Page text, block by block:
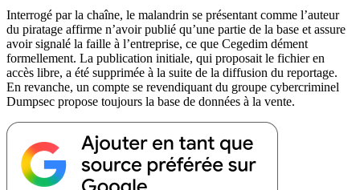
Interrogé par la chaîne, le malandrin se présentant comme l’auteur
du piratage affirme n’avoir publié qu’une partie de la base et assure
avoir signalé la faille à l’entreprise, ce que Cegedim dément
formellement. La publication initiale, qui proposait le fichier en
accès libre, a été supprimée à la suite de la diffusion du reportage.
En revanche, un compte se revendiquant du groupe cybercriminel
Dumpsec propose toujours la base de données à la vente.